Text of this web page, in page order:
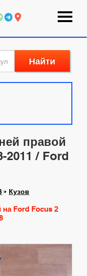
Найти
правой
2011 / Ford
Кузов
Ford Focus 2